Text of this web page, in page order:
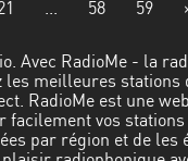
... 58 59
Avec RadioMe - la
les meilleures stations
RadioMe est une
facilement vos
par région et de les